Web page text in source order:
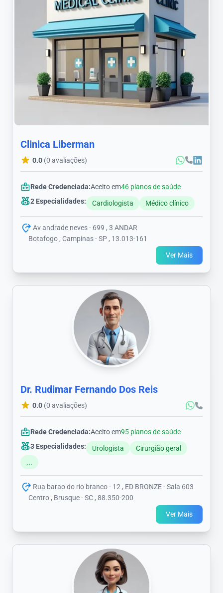
Clinica Liberman
0.0 (0 avaliações)
Rede Credenciada:Aceito em46 planos de saúde
2 Especialidades:
Cardiologista Médico clínico
Av andrade neves - 699 , 3 ANDAR
Botafogo , Campinas - SP , 13.013-161
Ver Mais
Dr. Rudimar Fernando Dos Reis
0.0 (0 avaliações)
Rede Credenciada:Aceito em95 planos de saúde
3 Especialidades:
Urologista
Cirurgião geral
...
Rua barao do rio branco - 12 , ED BRONZE - Sala 603
Centro , Brusque - SC , 88.350-200
Ver Mais